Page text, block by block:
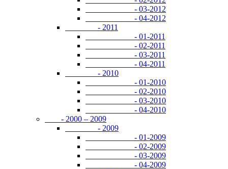
- 03-2012
- 04-2012
- 2011
- 01-2011
- 02-2011
- 03-2011
- 04-2011
- 2010
- 01-2010
- 02-2010
- 03-2010
- 04-2010
- 2000 – 2009
- 2009
- 01-2009
- 02-2009
- 03-2009
- 04-2009